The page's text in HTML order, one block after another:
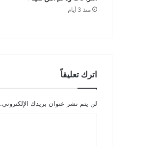
منذ 3 أيام
اترك تعليقاً
لن يتم نشر عنوان بريدك الإلكتروني.